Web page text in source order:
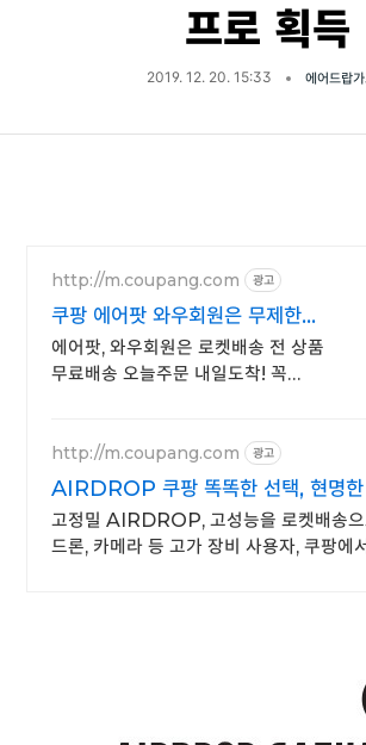
프로 획득
2019. 12. 20. 15:33 에어드랍
http://m.coupang.com 광고
쿠팡 에어팟 와우회원은 무제한
무료 배송
에어팟, 와우회원은 로켓배송 전 상품
무료배송 오늘주문 내일도착! 꼭
http://m.coupang.com 광고
AIRDROP 쿠팡 똑똑한 선택, 현명한
고정밀 AIRDROP, 고성능을 로켓배송으
드론, 카메라 등 고가 장비 사용자, 쿠팡에